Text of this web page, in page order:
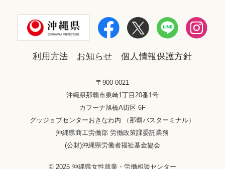
利用方法 お知らせ 個人情報保護方針
〒900-0021
沖縄県那覇市泉崎1丁目20番1号
カフーナ旭橋A街区 6F
グッジョブセンターおきなわ内 （那覇バスターミナル）
沖縄県商工労働部 労働政策課委託業務
(公財)沖縄県労働者福祉基金協会
© 2025 沖縄県女性就業・労働相談センター